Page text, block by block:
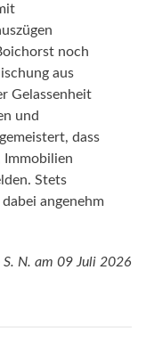
noch
aus
Gelassenheit
und
dass
Immobilien
Stets
angenehm
S. N. am 09 Juli 2026